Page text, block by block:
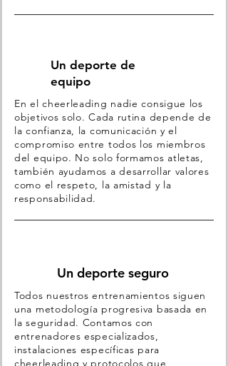
Un deporte de
equipo
En el cheerleading nadie consigue los
objetivos solo. Cada rutina depende de
la confianza, la comunicación y el
compromiso entre todos los miembros
del equipo. No solo formamos atletas,
también ayudamos a desarrollar valores
como el respeto, la amistad y la
responsabilidad.
Un deporte seguro
Todos nuestros entrenamientos siguen
una metodología progresiva basada en
la seguridad. Contamos con
entrenadores especializados,
instalaciones específicas para
cheerleading y protocolos que